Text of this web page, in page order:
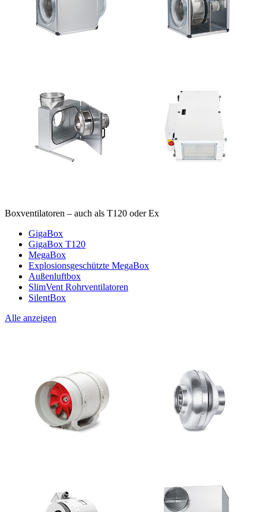
Boxventilatoren – auch als T120 oder Ex
GigaBox
GigaBox T120
MegaBox
Explosionsgeschützte MegaBox
Außenluftbox
SlimVent Rohrventilatoren
SilentBox
Alle anzeigen